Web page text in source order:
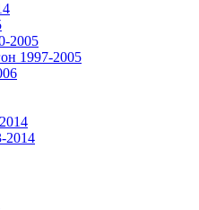
2005
1997-2005
2014